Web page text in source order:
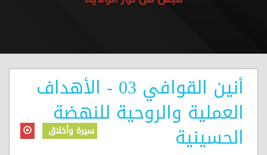
أنين القوافي 03 - الأهداف
العملية والروحية للنهضة
الحسينية سيرة وأخلاق